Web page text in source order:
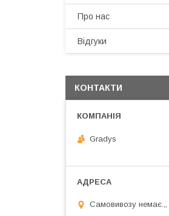
Про нас
Відгуки
КОНТАКТИ
Gradys
Самовивозу немає.,,